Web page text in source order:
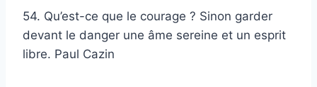
54. Qu’est-ce que le courage ? Sinon garder
devant le danger une âme sereine et un esprit
libre. Paul Cazin